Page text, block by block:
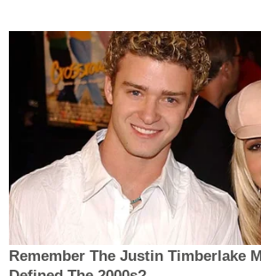
Remember The Justin Timberlake